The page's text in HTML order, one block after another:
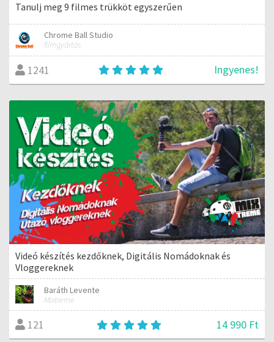
Tanulj meg 9 filmes trükköt egyszerűen
Chrome Ball Studio
filmgyártás
1241 Ingyenes!
Videó készítés kezdőknek, Digitális Nomádoknak és
Vloggereknek
Baráth Levente
Mixtreme
121 14 990 Ft